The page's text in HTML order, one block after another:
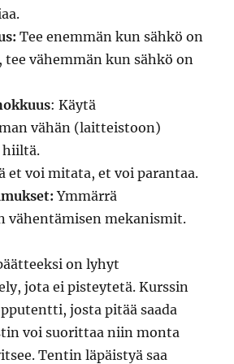
Tee enemmän kun sähkö on
tee vähemmän kun sähkö on
: Käytä
vähän (laitteistoon)
et voi mitata, et voi parantaa.
Ymmärrä
vähentämisen mekanismit.
on lyhyt
jota ei pisteytetä. Kurssin
josta pitää saada
voi suorittaa niin monta
Tentin läpäistyä saa